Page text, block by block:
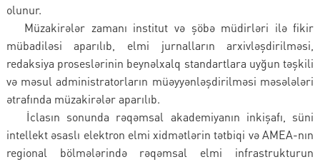
olunur.
Müzakirələr zamanı institut və şöbə müdirləri ilə fikir
mübadiləsi aparılıb, elmi jurnalların arxivləşdirilməsi,
redaksiya proseslərinin beynəlxalq standartlara uyğun təşkili
və məsul administratorların müəyyənləşdirilməsi məsələləri
ətrafında müzakirələr aparılıb.
İclasın sonunda rəqəmsal akademiyanın inkişafı, süni
intellekt əsaslı elektron elmi xidmətlərin tətbiqi və AMEA-nın
regional bölmələrində rəqəmsal elmi infrastrukturun